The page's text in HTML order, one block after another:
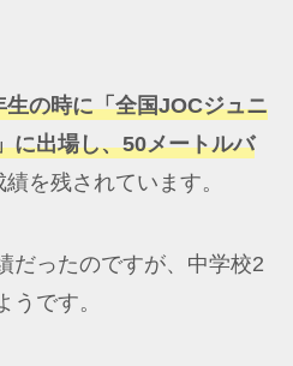
生の時に「全国JOCジュニ
に出場し、50メートルバ
を残されています。
だったのですが、中学校2
です。